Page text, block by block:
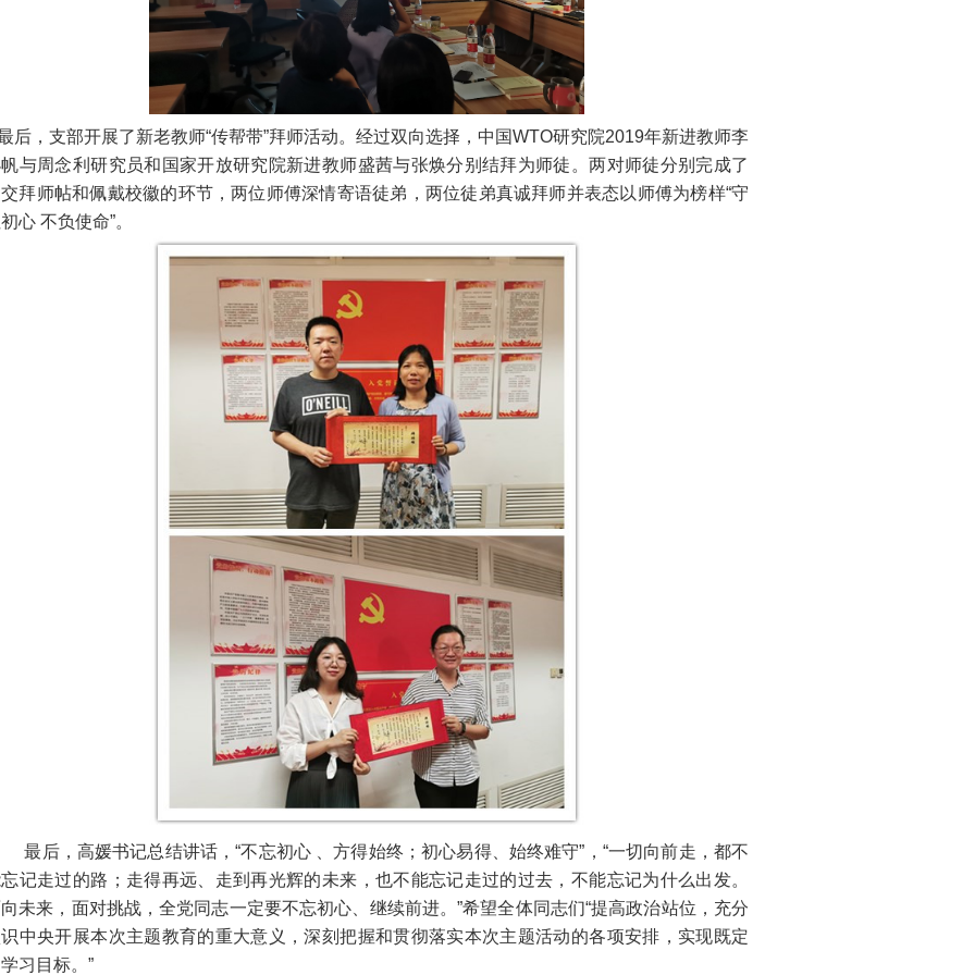
后，支部开展了新老教师“传帮带”拜师活动。经过双向选择，中国WTO研究院2019年新进教师李
与周念利研究员和国家开放研究院新进教师盛茜与张焕分别结拜为师徒。两对师徒分别完成了
拜师帖和佩戴校徽的环节，两位师傅深情寄语徒弟，两位徒弟真诚拜师并表态以师傅为榜样“守
心 不负使命”。
最后，高媛书记总结讲话，“不忘初心 、方得始终；初心易得、始终难守”，“一切向前走，都不
记走过的路；走得再远、走到再光辉的未来，也不能忘记走过的过去，不能忘记为什么出发。
未来，面对挑战，全党同志一定要不忘初心、继续前进。”希望全体同志们“提高政治站位，充分
中央开展本次主题教育的重大意义，深刻把握和贯彻落实本次主题活动的各项安排，实现既定
习目标。”